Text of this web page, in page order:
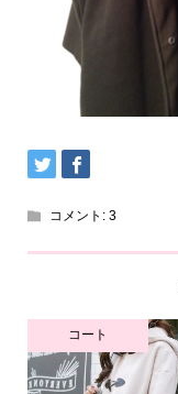
コメント: 3
コート